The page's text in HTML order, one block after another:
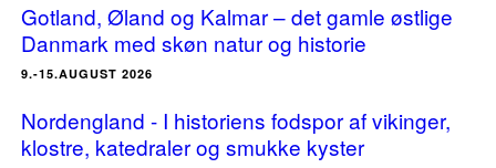
Gotland, Øland og Kalmar – det gamle østlige
Danmark med skøn natur og historie
9.-15.AUGUST 2026
Nordengland - I historiens fodspor af vikinger,
klostre, katedraler og smukke kyster